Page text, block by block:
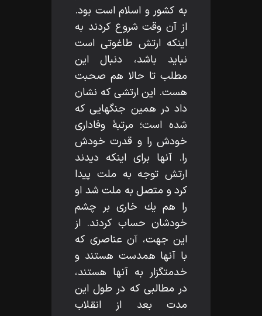
به كشور و اسلام است بود.
از آن وقت شروع كردند به
اينكه ارتش طاغوتى است
نبايد باشد، دنبال اين
مطلب تا حالا هم صحبت
هست. اين ارتشى كه نشان
داد در همين جنگهايى كه
شده است؛ مرتبۀ وفادارى
خودش را و قدرت خودش
را. آنها براى اينكه ديدند
ارتش توجه به ملت پيدا
كرد و متصل به ملت شد او
را هم يك خارى بر چشم
خودشان حساب كردند. از
اين جهت، آن عناصرى كه
با آنها همدست هستند و
خدمتگزار به آنها هستند،
در مطالبى كه در طول اين
مدت بعد از انقلاب